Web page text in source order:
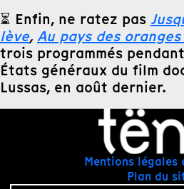
⏳ Enfin, ne ratez pas
lève,Au pays des
trois programmés
États généraux du film
Lussas, en août dernier.
Mentions
Plan du